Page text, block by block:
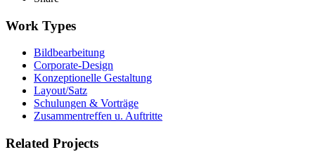
Work Types
Bildbearbeitung
Corporate-Design
Konzeptionelle Gestaltung
Layout/Satz
Schulungen & Vorträge
Zusammentreffen u. Auftritte
Related Projects